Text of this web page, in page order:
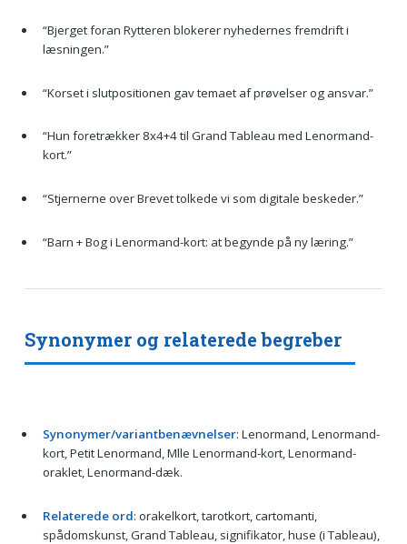
“Bjerget foran Rytteren blokerer nyhedernes fremdrift i
læsningen.”
“Korset i slutpositionen gav temaet af prøvelser og ansvar.”
“Hun foretrækker 8x4+4 til Grand Tableau med Lenormand-
kort.”
“Stjernerne over Brevet tolkede vi som digitale beskeder.”
“Barn + Bog i Lenormand-kort: at begynde på ny læring.”
Synonymer og relaterede begreber
Synonymer/variantbenævnelser: Lenormand, Lenormand-
kort, Petit Lenormand, Mlle Lenormand-kort, Lenormand-
oraklet, Lenormand-dæk.
Relaterede ord: orakelkort, tarotkort, cartomanti,
spådomskunst, Grand Tableau, signifikator, huse (i Tableau),